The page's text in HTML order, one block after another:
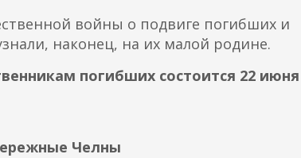
войны о подвиге погибших и
наконец, на их малой родине.
погибших состоится 22 июня
Челны